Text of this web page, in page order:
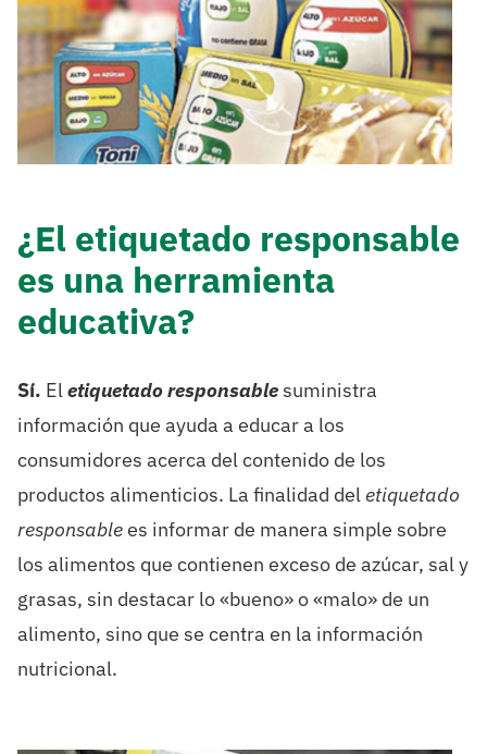
¿El etiquetado responsable
es una herramienta
educativa?
Sí. Eletiquetado responsablesuministra
información que ayuda a educar a los
consumidores acerca del contenido de los
productos alimenticios. La finalidad del etiquetado
responsablees informar de manera simple sobre
los alimentos que contienen exceso de azúcar, sal y
grasas, sin destacar lo «bueno» o «malo» de un
alimento, sino que se centra en la información
nutricional.